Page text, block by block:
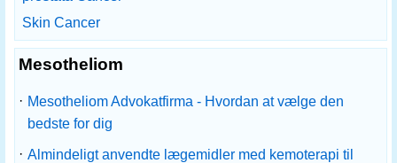
Skin Cancer
Mesotheliom
· Mesotheliom Advokatfirma - Hvordan at vælge den
bedste for dig
· Almindeligt anvendte lægemidler med kemoterapi til